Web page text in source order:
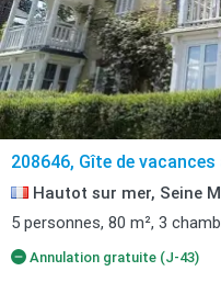
208646, Gîte de
Hautot sur mer, Seine
5 personnes, 80 m², 3
Annulation gratuite (J-43)